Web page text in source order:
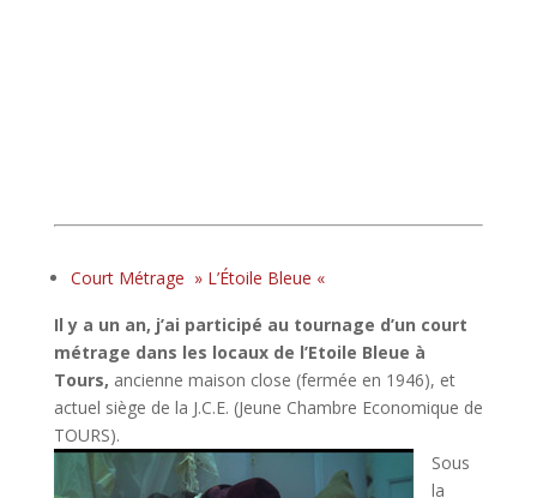
Court Métrage » L’Étoile Bleue «
Il y a un an, j’ai participé au tournage d’un court
métrage dans les locaux de l’Etoile Bleue à
Tours, ancienne maison close (fermée en 1946), et
actuel siège de la J.C.E. (Jeune Chambre Economique de
TOURS).
Sous
la